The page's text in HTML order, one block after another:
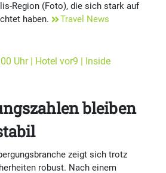
Region (Foto), die sich stark auf
haben.
Travel News
Uhr | Hotel vor9 | Inside
bleiben
zeigt sich trotz
robust. Nach einem